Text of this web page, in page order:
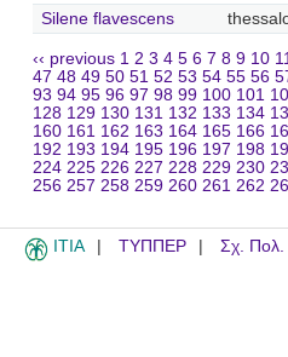
Silene flavescens
‹‹ previous 1 2 3 4 5 6 7 8 9 10
47 48 49 50 51 52 53 54 55 56
93 94 95 96 97 98 99 100 101
128 129 130 131 132 133 134
160 161 162 163 164 165 166
192 193 194 195 196 197 198
224 225 226 227 228 229 230
256 257 258 259 260 261 262
ITIA ΤΥΠΠΕΡ Σχ.